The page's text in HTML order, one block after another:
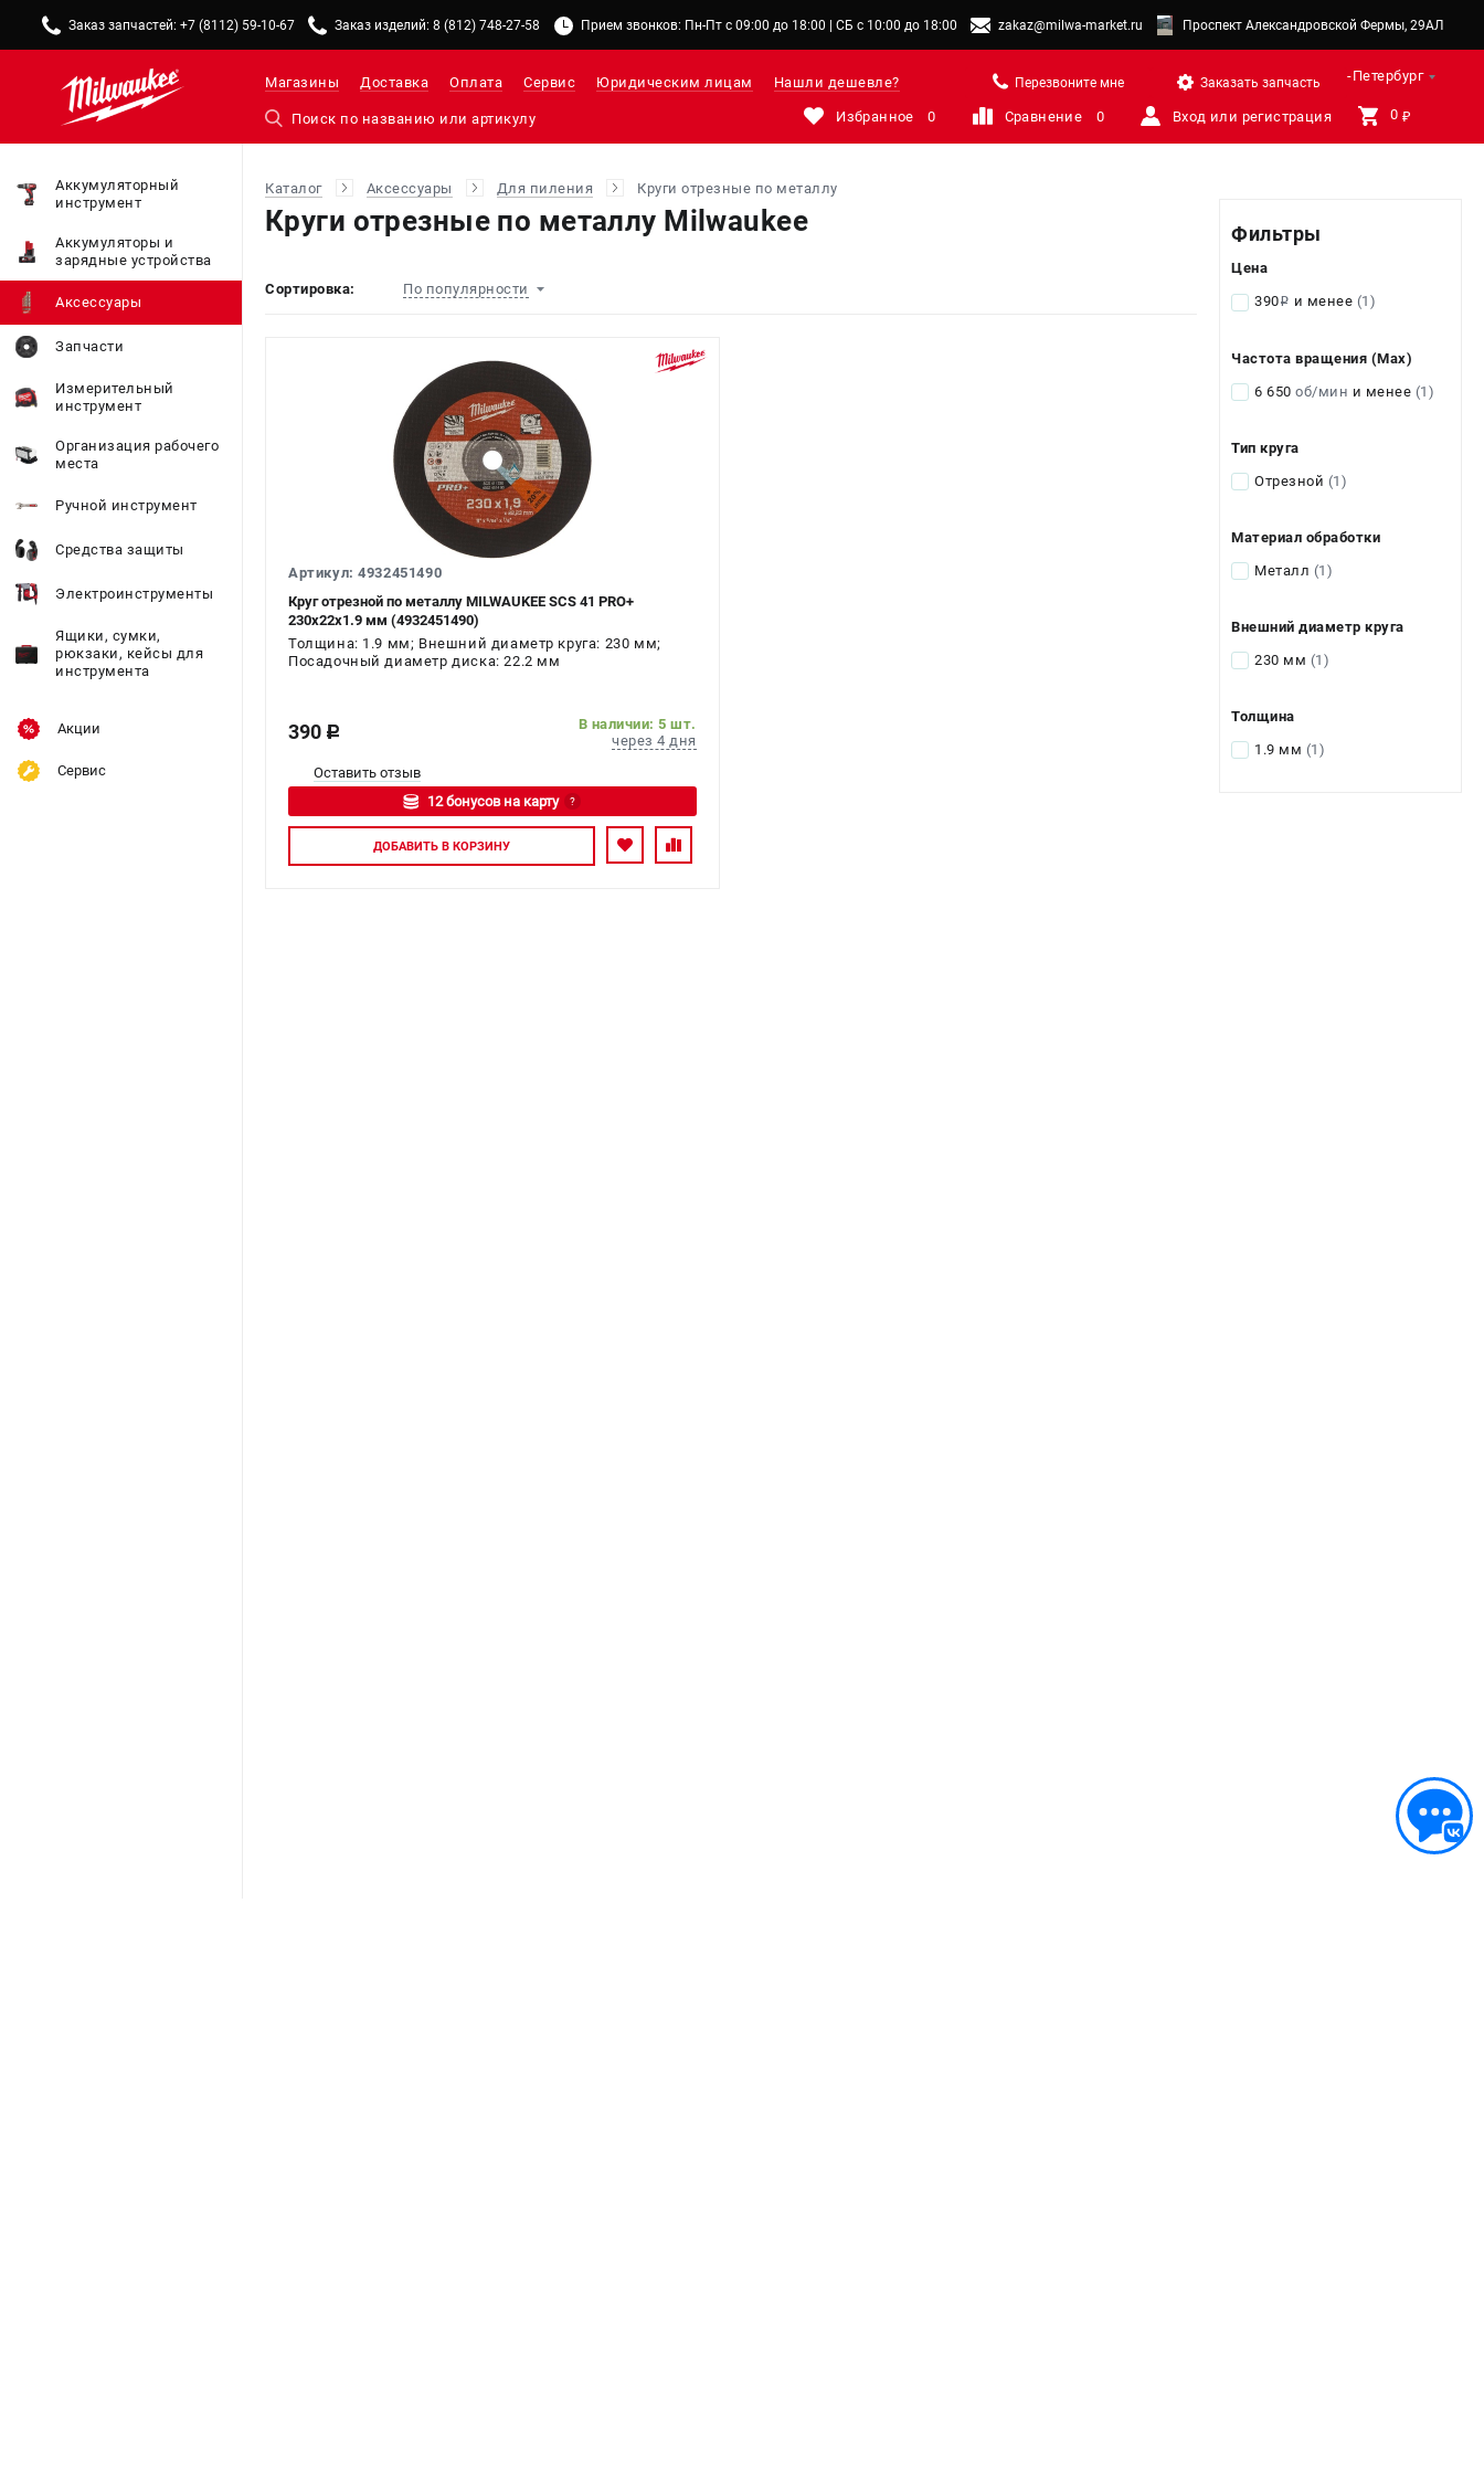
Заказ запчастей: +7 (8112) 59-10-67 Заказ изделий: 8 (812) 748-27-58 Прием звонков: Пн-Пт с 09:00 до 18:00 | СБ с 10:00 до 18:00 zakaz@milwa-market.ru Проспект Александровской Фермы, 29АЛ
Санкт-Петербург
Магазины Доставка Оплата Сервис Юридическим лицам Нашли дешевле? Перезвоните мне Заказать запчасть
Избранное 0 Сравнение 0 Вход или регистрация 0 ₽
Аккумуляторный
инструмент
Аккумуляторы и
зарядные устройства
Аксессуары
Запчасти
Измерительный
инструмент
Организация рабочего
места
Ручной инструмент
Средства защиты
Электроинструменты
Ящики, сумки,
рюкзаки, кейсы для
инструмента
Акции
Сервис
Каталог Аксессуары Для пиления Круги отрезные по металлу
Круги отрезные по металлу Milwaukee
Сортировка: По популярности
Артикул: 4932451490
Круг отрезной по металлу MILWAUKEE SCS 41 PRO+
230х22х1.9 мм (4932451490)
Толщина: 1.9 мм; Внешний диаметр круга: 230 мм;
Посадочный диаметр диска: 22.2 мм
390 c
В наличии: 5 шт.
через 4 дня
Оставить отзыв
12 бонусов на карту
?
Авторизуйтесь
ДОБАВИТЬВ КОРЗИНУ
Фильтры
Цена
390i и менее (1)
Частота вращения (Max)
6 650 об/мин и менее (1)
Тип круга
Отрезной (1)
Материал обработки
Металл (1)
Внешний диаметр круга
230 мм (1)
Толщина
1.9 мм (1)